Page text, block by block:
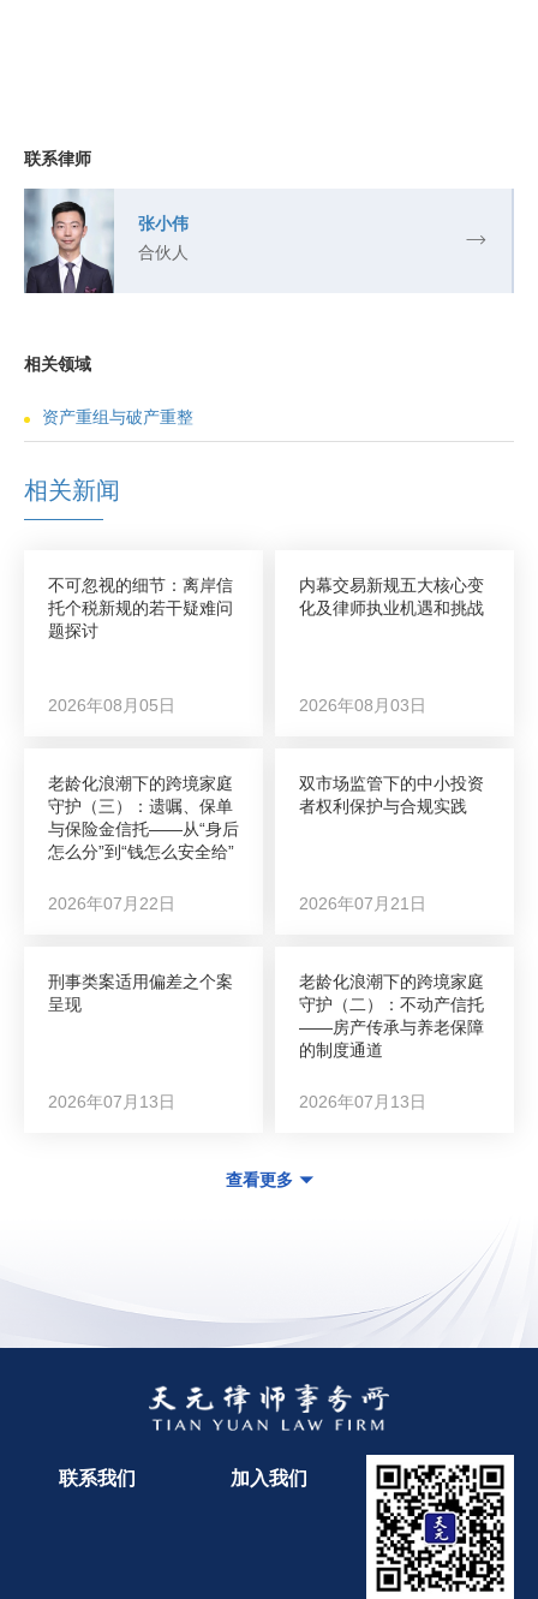
联系律师
张小伟
合伙人
相关领域
资产重组与破产重整
相关新闻
不可忽视的细节：离岸信
托个税新规的若干疑难问
题探讨
2026年08月05日
内幕交易新规五大核心变
化及律师执业机遇和挑战
2026年08月03日
老龄化浪潮下的跨境家庭
守护（三）：遗嘱、保单
与保险金信托——从“身后
怎么分”到“钱怎么安全给”
2026年07月22日
双市场监管下的中小投资
者权利保护与合规实践
2026年07月21日
刑事类案适用偏差之个案
呈现
2026年07月13日
老龄化浪潮下的跨境家庭
守护（二）：不动产信托
——房产传承与养老保障
的制度通道
2026年07月13日
查看更多
联系我们 加入我们